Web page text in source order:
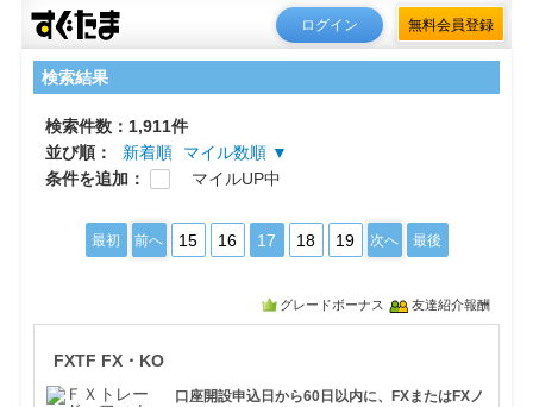
ログイン 無料会員登録
検索結果
検索件数：1,911件
並び順：
新着順
マイル数順 ▼
条件を追加：
マイルUP中
最初 前へ 15 16 17 18 19 次へ 最後
グレードボーナス 友達紹介報酬
FXTF FX・KO
口座開設申込日から60日以内に、FXまたはFXノ